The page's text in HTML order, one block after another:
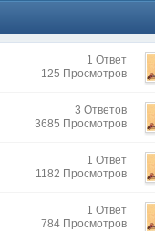
1 Ответ
125 Просмотров
3 Ответов
3685 Просмотров
1 Ответ
1182 Просмотров
1 Ответ
784 Просмотров